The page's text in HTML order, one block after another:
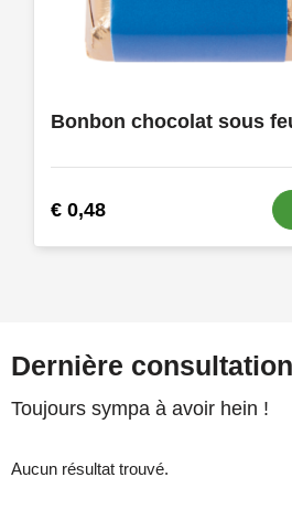
€ 0,48
Dernière
Toujours sympa à avoir hein !
Aucun résultat trouvé.